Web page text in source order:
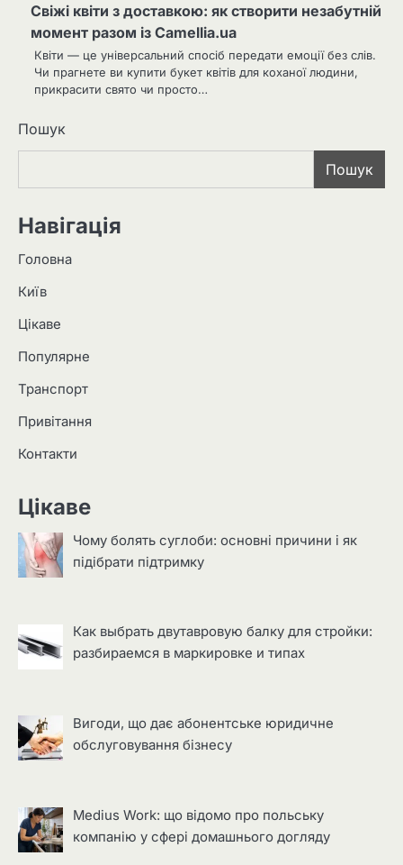
Свіжі квіти з доставкою: як створити незабутній
момент разом із Camellia.ua
Квіти — це універсальний спосіб передати емоції без слів.
Чи прагнете ви купити букет квітів для коханої людини,
прикрасити свято чи просто…
Пошук
Пошук
Навігація
Головна
Київ
Цікаве
Популярне
Транспорт
Привітання
Контакти
Цікаве
Чому болять суглоби: основні причини і як
підібрати підтримку
Как выбрать двутавровую балку для стройки:
разбираемся в маркировке и типах
Вигоди, що дає абонентське юридичне
обслуговування бізнесу
Medius Work: що відомо про польську
компанію у сфері домашнього догляду